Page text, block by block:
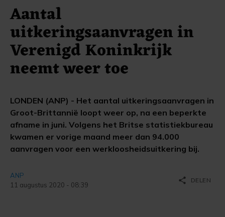
Aantal
uitkeringsaanvragen in
Verenigd Koninkrijk
neemt weer toe
LONDEN (ANP) - Het aantal uitkeringsaanvragen in
Groot-Brittannië loopt weer op, na een beperkte
afname in juni. Volgens het Britse statistiekbureau
kwamen er vorige maand meer dan 94.000
aanvragen voor een werkloosheidsuitkering bij.
ANP
11 augustus 2020 - 08:39
share DELEN